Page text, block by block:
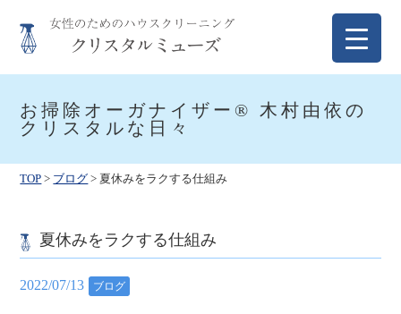
content
お掃除オーガナイザー® 木村由依の
クリスタルな日々
TOP > ブログ > 夏休みをラクする仕組み
夏休みをラクする仕組み
2022/07/13 ブログ